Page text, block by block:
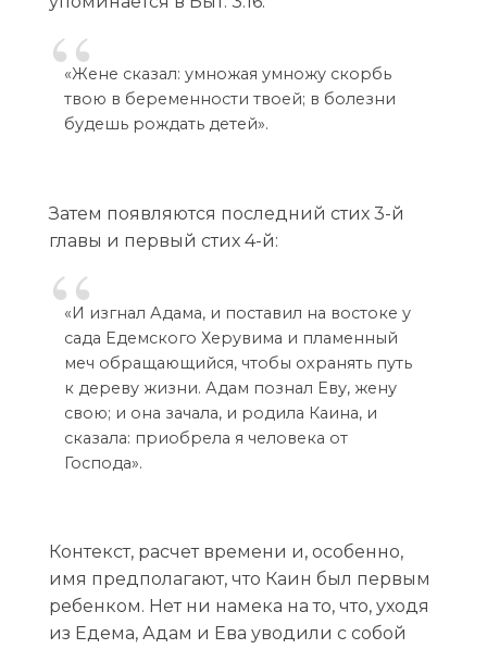
«Жене сказал: умножая умножу скорбь
твою в беременности твоей; в болезни
будешь рождать детей».
Затем появляются последний стих 3-й
главы и первый стих 4-й:
«И изгнал Адама, и поставил на востоке у
сада Едемского Херувима и пламенный
меч обращающийся, чтобы охранять путь
к дереву жизни. Адам познал Еву, жену
свою; и она зачала, и родила Каина, и
сказала: приобрела я человека от
Господа».
Контекст, расчет времени и, особенно,
имя предполагают, что Каин был первым
ребенком. Нет ни намека на то, что, уходя
из Едема, Адам и Ева уводили с собой